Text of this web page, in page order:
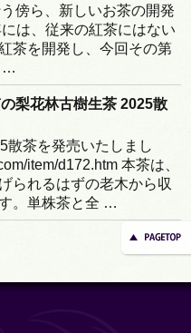
傍ら、新しいお茶の開発
は、従来の紅茶にはない
茶を開発し、今回その第
…
梨花林古樹生茶 2025散
散茶を発売いたしまし
item/d172.htm 本茶は、
られるはずの老木から収
。単株茶と全 …